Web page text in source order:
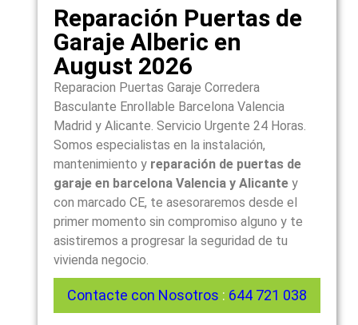
Reparación Puertas de
Garaje Alberic en
August 2026
Reparacion Puertas Garaje Corredera
Basculante Enrollable Barcelona Valencia
Madrid y Alicante. Servicio Urgente 24 Horas.
Somos especialistas en la instalación,
mantenimiento y reparación de puertas de
garaje en barcelona Valencia y Alicante y
con marcado CE, te asesoraremos desde el
primer momento sin compromiso alguno y te
asistiremos a progresar la seguridad de tu
vivienda negocio.
Contacte con Nosotros : 644 721 038